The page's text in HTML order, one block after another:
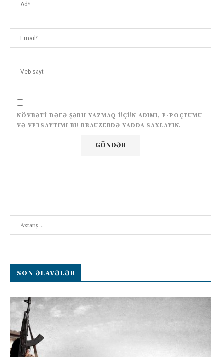
NÖVBƏTI DƏFƏ ŞƏRH YAZMAQ ÜÇÜN ADIMI, E-POÇTUMU
VƏ VEBSAYTIMI BU BRAUZERDƏ YADDA SAXLAYIN.
SON ƏLAVƏLƏR